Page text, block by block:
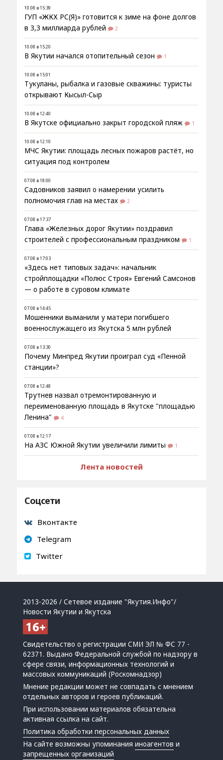
10.08 в 15:39
ГУП «ЖКХ РС(Я)» готовится к зиме на фоне долгов
в 3,3 миллиарда рублей
2
10.08 в 15:20
В Якутии начался отопительный сезон 1
10.08 в 15:01
Тукуланы, рыбалка и газовые скважины: туристы
открывают Кысыл-Сыр
10.08 в 12:40
В Якутске официально закрыт городской пляж 1
10.08 в 12:10
МЧС Якутии: площадь лесных пожаров растёт, но
ситуация под контролем
07.08 в 18:00
Садовников заявил о намерении усилить
полномочия глав на местах
2
07.08 в 17:37
Глава «Железных дорог Якутии» поздравил
строителей с профессиональным праздником
1
07.08 в 17:03
«Здесь нет типовых задач»: начальник
стройплощадки «Полюс Строя» Евгений Самсонов
— о работе в суровом климате
07.08 в 14:45
Мошенники выманили у матери погибшего
военнослужащего из Якутска 5 млн рублей
07.08 в 13:30
Почему Минпред Якутии проиграл суд «Пенной
станции»?
07.08 в 12:48
Трутнев назвал отремонтированную и
переименованную площадь в Якутске "площадью
Ленина"
4
07.08 в 12:17
На АЗС Южной Якутии увеличили лимиты 1
Лента новостей
Соцсети
Вконтакте
Telegram
Twitter
2013-2026 / Сетевое издание "Якутия.Инфо"/
Новости Якутии и Якутска
Свидетельство о регистрации СМИ ЭЛ № ФС 77 -
62371. Выдано Федеральной службой по надзору в
сфере связи, информационных технологий и
массовых коммуникаций (Роскомнадзор)
Мнение редакции может не совпадать с мнением
отдельных авторов и героев публикаций.
При использовании материалов обязательна
активная ссылка на сайт.
Политика обработки персональных данных
На сайте возможны упоминанияиноагентов и
запрещенных организаций